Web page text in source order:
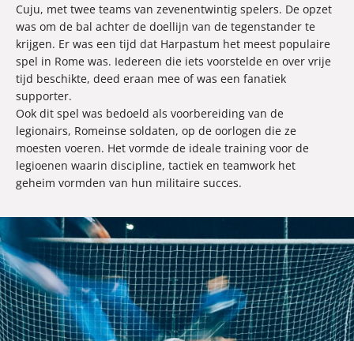
Cuju, met twee teams van zevenentwintig spelers. De opzet
was om de bal achter de doellijn van de tegenstander te
krijgen. Er was een tijd dat Harpastum het meest populaire
spel in Rome was. Iedereen die iets voorstelde en over vrije
tijd beschikte, deed eraan mee of was een fanatiek
supporter.
Ook dit spel was bedoeld als voorbereiding van de
legionairs, Romeinse soldaten, op de oorlogen die ze
moesten voeren. Het vormde de ideale training voor de
legioenen waarin discipline, tactiek en teamwork het
geheim vormden van hun militaire succes.